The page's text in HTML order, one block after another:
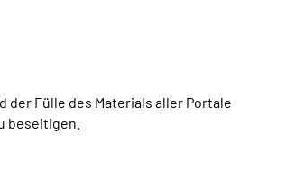
Fülle des Materials aller Portale
beseitigen.